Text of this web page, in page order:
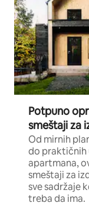
Potpuno
smeštaji za
Od mirnih
do praktičnih
apartmana,
smeštaji za
sve sadržaje
treba da ima.